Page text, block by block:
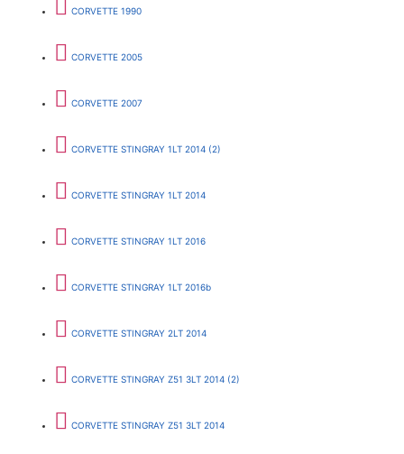
CORVETTE 1990
CORVETTE 2005
CORVETTE 2007
CORVETTE STINGRAY 1LT 2014 (2)
CORVETTE STINGRAY 1LT 2014
CORVETTE STINGRAY 1LT 2016
CORVETTE STINGRAY 1LT 2016b
CORVETTE STINGRAY 2LT 2014
CORVETTE STINGRAY Z51 3LT 2014 (2)
CORVETTE STINGRAY Z51 3LT 2014